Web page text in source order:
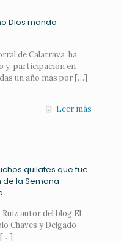
Dios manda
de Calatrava ha
y participación en
un año más por[…]
Leer más
quilates que fue
la Semana
autor del blog El
Chaves y Delgado-
[…]